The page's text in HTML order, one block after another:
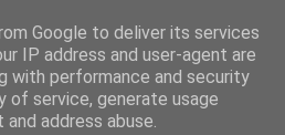
de Alikanta
Google to deliver its services
IP address and user-agent are
with performance and security
of service, generate usage
address abuse.